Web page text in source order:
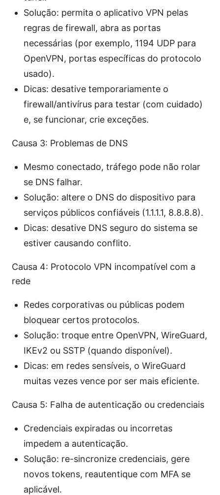
Solução: permita o aplicativo VPN pelas
regras de firewall, abra as portas
necessárias (por exemplo, 1194 UDP para
OpenVPN, portas específicas do protocolo
usado).
Dicas: desative temporariamente o
firewall/antivírus para testar (com cuidado)
e, se funcionar, crie exceções.
Causa 3: Problemas de DNS
Mesmo conectado, tráfego pode não rolar
se DNS falhar.
Solução: altere o DNS do dispositivo para
serviços públicos confiáveis (1.1.1.1, 8.8.8.8).
Dicas: desative DNS seguro do sistema se
estiver causando conflito.
Causa 4: Protocolo VPN incompatível com a
rede
Redes corporativas ou públicas podem
bloquear certos protocolos.
Solução: troque entre OpenVPN, WireGuard,
IKEv2 ou SSTP (quando disponível).
Dicas: em redes sensíveis, o WireGuard
muitas vezes vence por ser mais eficiente.
Causa 5: Falha de autenticação ou credenciais
Credenciais expiradas ou incorretas
impedem a autenticação.
Solução: re-sincronize credenciais, gere
novos tokens, reautentique com MFA se
aplicável.